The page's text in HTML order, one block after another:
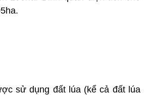
sử dụng đất lúa (kể cả đất lúa